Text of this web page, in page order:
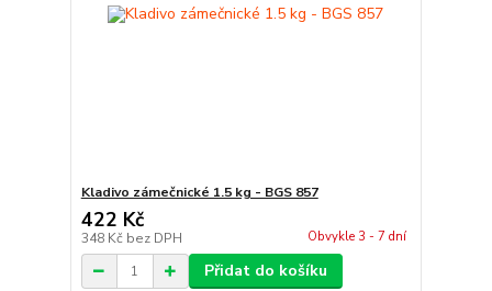
Kladivo zámečnické 1.5 kg - BGS 857
422 Kč
348 Kč bez DPH Obvykle 3 - 7 dní
Přidat do košíku